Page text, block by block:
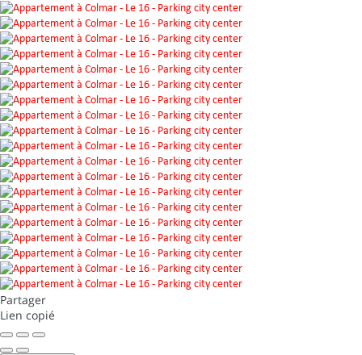
Partager
Lien copié